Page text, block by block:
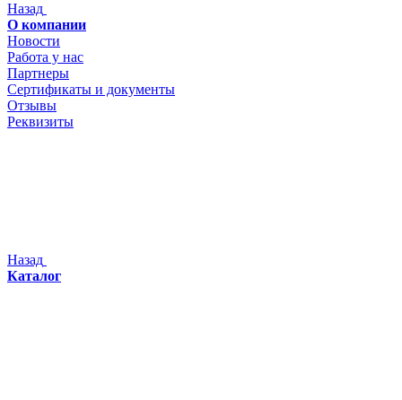
Назад
О компании
Новости
Работа у нас
Партнеры
Сертификаты и документы
Отзывы
Реквизиты
Назад
Каталог